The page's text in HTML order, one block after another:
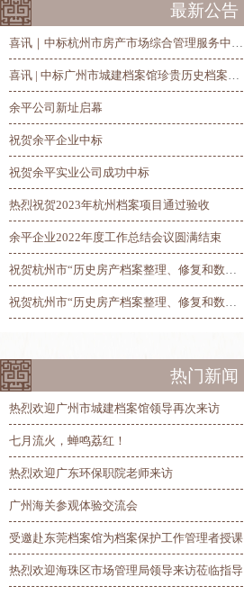
最新公告
喜讯｜中标杭州市房产市场综合管理服务中心历史房产档案整理、修复和数字化项目
喜讯 | 中标广州市城建档案馆珍贵历史档案抢救修复及数字化项目
余平公司新址启幕
祝贺余平企业中标
祝贺余平实业公司成功中标
热烈祝贺2023年杭州档案项目通过验收
余平企业2022年度工作总结会议圆满结束
祝贺杭州市“历史房产档案整理、修复和数字化”项目总验收圆满完工
祝贺杭州市“历史房产档案整理、修复和数字化”项目第三阶段线上验收圆满完成
热门新闻
热烈欢迎广州市城建档案馆领导再次来访
七月流火，蝉鸣荔红！
热烈欢迎广东环保职院老师来访
广州海关参观体验交流会
受邀赴东莞档案馆为档案保护工作管理者授课
热烈欢迎海珠区市场管理局领导来访莅临指导